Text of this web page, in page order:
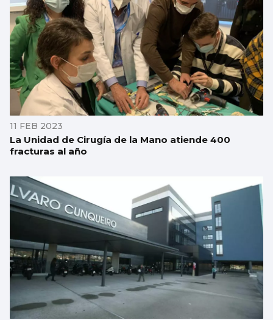
11 FEB 2023
La Unidad de Cirugía de la Mano atiende 400
fracturas al año